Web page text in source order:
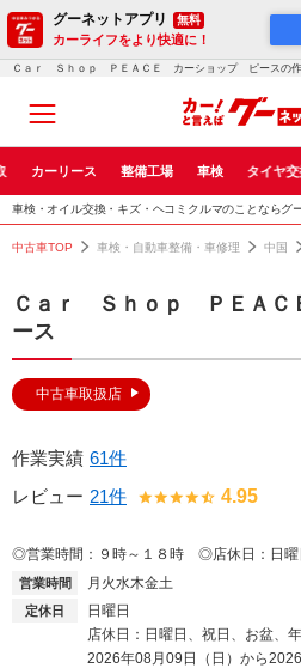
グーネットアプリ 無料
カーライフをより快適に！
カーリース 整備工場 車検 タイヤ
車検・オイル交換・キズ・ヘコミクルマのことならグ
中古車TOP 車検・自動車整備・車修理 中国
Ｃａｒ Ｓｈｏｐ ＰＥＡ
ース
中古車取扱店
作業実績 61件
レビュー 21件 4.95
◎営業時間：９時～１８時 ◎店休日：日曜
営業時間 月火水木金土
定休日
日曜日
店休日：日曜日、祝日、お盆、
2026年08月09日（日）から